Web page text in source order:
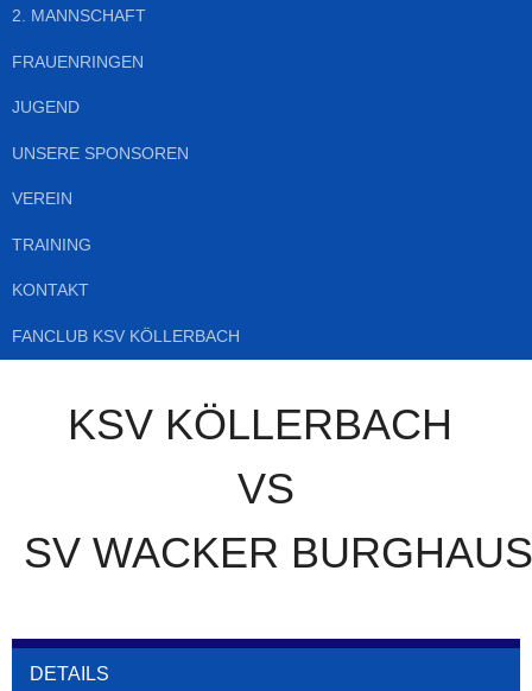
2. MANNSCHAFT
FRAUENRINGEN
JUGEND
UNSERE SPONSOREN
VEREIN
TRAINING
KONTAKT
FANCLUB KSV KÖLLERBACH
KSV KÖLLERBACH
VS
SV WACKER
DETAILS